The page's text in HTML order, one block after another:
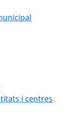
i centres